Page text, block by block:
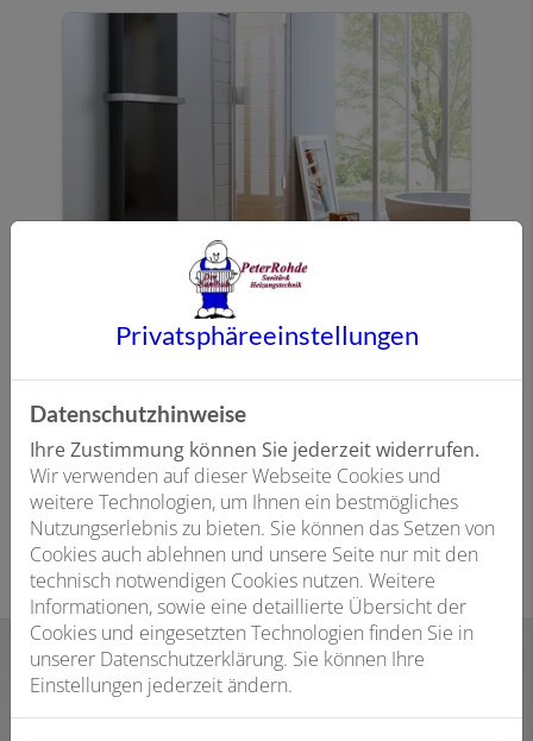
Plattenheizkörper
Der beliebteste und flexibelste
Designs verfügbar ist. Je nach Bauweise
finden 50–70 % der Wärmeübertragung
durch Strahlungswärme statt.
Ihre Vorteile
Privatsphäre­einstellungen
Datenschutzhinweise
Ihre Zustimmung können Sie jederzeit widerrufen.
Wir verwenden auf dieser Webseite Cookies und
weitere Technologien, um Ihnen ein bestmögliches
Nutzungserlebnis zu bieten. Sie können das Setzen von
Cookies auch ablehnen und unsere Seite nur mit den
technisch notwendigen Cookies nutzen. Weitere
Informationen, sowie eine detaillierte Übersicht der
Cookies und eingesetzten Technologien finden Sie in
unserer Datenschutzerklärung. Sie können Ihre
Einstellungen jederzeit ändern.